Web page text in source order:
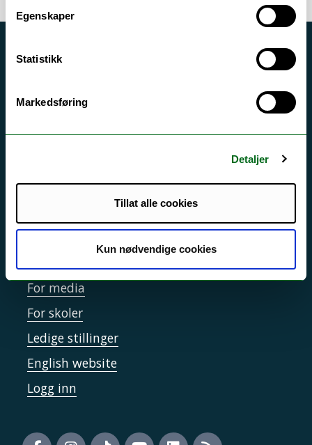
Egenskaper
Statistikk
Markedsføring
Detaljer
Tillat alle cookies
Kun nødvendige cookies
Akutt hjelp
Driftsmeldinger
Personvern ved UiT
Sikkerhet, beredskap og personvern
Informasjonskapsler
Tilgjengelighetserklæring
For media
For skoler
Ledige stillinger
English website
Logg inn